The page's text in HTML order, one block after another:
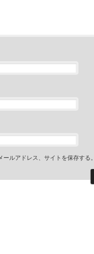
ルアドレス、サイトを保存する。